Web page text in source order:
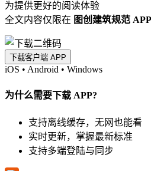
为提供更好的阅读体验
全文内容仅限在 图创建筑规范 APP
下载客户端 APP
iOS • Android • Windows
为什么需要下载 APP?
支持离线缓存，无网也能看
实时更新，掌握最新标准
支持多端登陆与同步